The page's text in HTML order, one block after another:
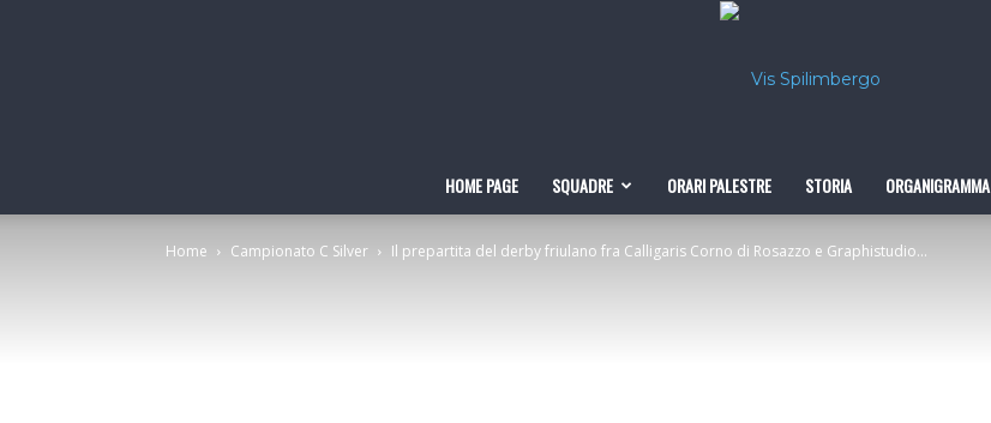
HOME PAGE SQUADRE ORARI PALESTRE STORIA ORGANIGRAMMA
Home Campionato C Silver Il prepartita del derby friulano fra Calligaris Corno di Rosazzo e Graphistudio...